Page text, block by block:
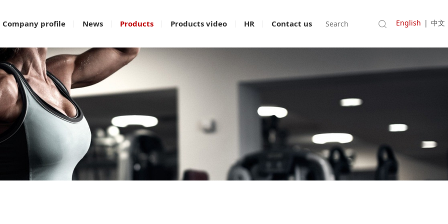
English | 中文
Company profile News Products Products video HR Contact us